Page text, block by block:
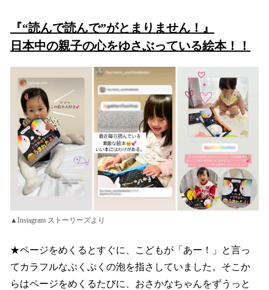
『“読んで読んで”がとまりません！』
日本中の親子の心をゆさぶっている絵本！！
▲Instagram ストーリーズより
★ページをめくるとすぐに、こどもが「あー！」と言っ
てカラフルなぷくぷくの泡を指さしていました。そこか
らはページをめくるたびに、おさかなちゃんをずうっと